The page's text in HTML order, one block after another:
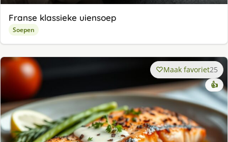
Franse klassieke uiensoep
Soepen
Maak favoriet25
👍